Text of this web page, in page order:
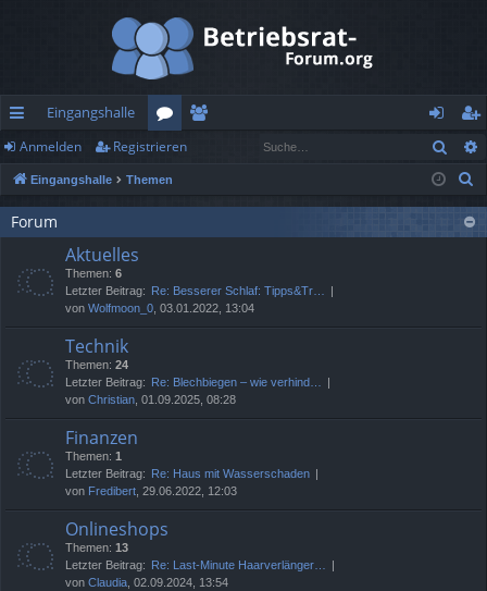
ch
ne
llz
rif
f
Eingangshalle
or
en
n
m
eg
ist
rie
Anmelden Registrieren
Eingangshalle Themen
Forum
Aktuelles
Themen: 6
Letzter Beitrag: Re: Besserer Schlaf: Tipps&Tr…
von Wolfmoon_0 , 03.01.2022, 13:04
Technik
Themen: 24
Letzter Beitrag: Re: Blechbiegen – wie verhind…
von Christian , 01.09.2025, 08:28
Finanzen
Themen: 1
Letzter Beitrag: Re: Haus mit Wasserschaden
von Fredibert , 29.06.2022, 12:03
Onlineshops
Themen: 13
Letzter Beitrag: Re: Last-Minute Haarverlänger…
von Claudia , 02.09.2024, 13:54